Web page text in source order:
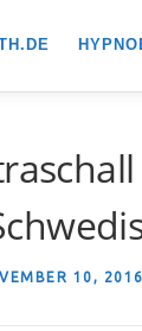
10, 2016